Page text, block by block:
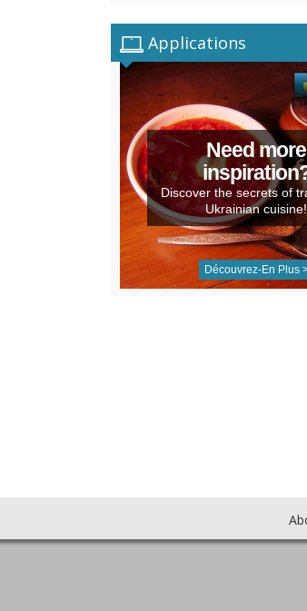
Applications
Need more
Discover the secrets of
Ukrainian cuisine!
Découvrez-En Plus